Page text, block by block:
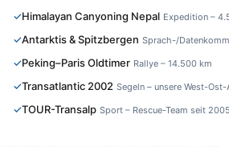
Himalayan Canyoning Nepal Expedition –
Antarktis & Spitzbergen Sprach-/
Peking–Paris Oldtimer Rallye – 14.500 km
Transatlantic 2002 Segeln – unsere West-
TOUR-Transalp Sport – Rescue-Team seit 2005